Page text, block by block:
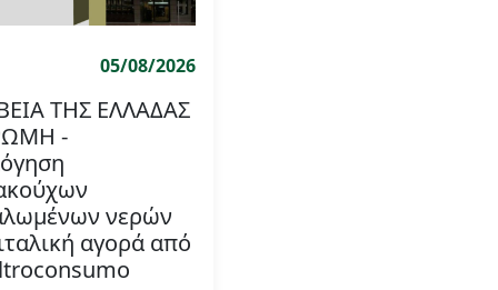
05/08/2026
ΤΗΣ ΕΛΛΑΔΑΣ
-
νερών
αγορά από